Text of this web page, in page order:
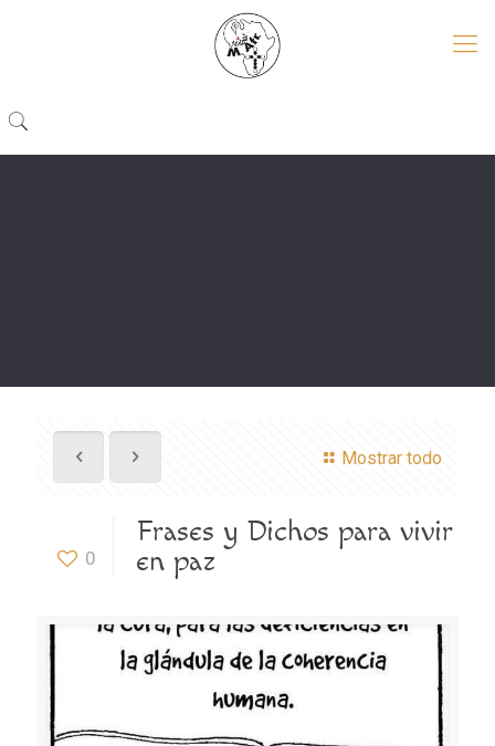
Mostrar todo
0
Frases y Dichos para vivir
en paz